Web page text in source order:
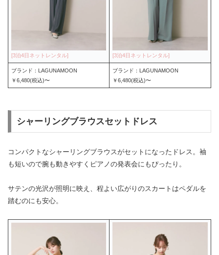
ブランド：LAGUNAMOON
￥6,480(税込)〜
ブランド：LAGUNAMOON
￥6,480(税込)〜
シャーリングブラウスセットドレス
コンパクトなシャーリングブラウスがセットになったドレス。袖
も短いので腕も動きやすくピアノの発表会にもぴったり。
サテンの光沢が照明に映え、程よい広がりのスカートはペダルを
踏むのにも安心。